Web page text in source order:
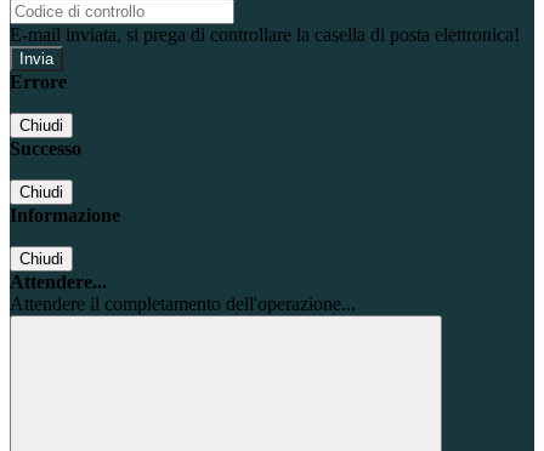
E-mail inviata, si prega di controllare la casella di posta elettronica!
Errore
Chiudi
Successo
Chiudi
Informazione
Chiudi
Attendere...
Attendere il completamento dell'operazione...